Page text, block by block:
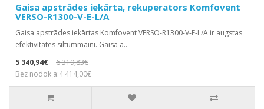
Gaisa apstrādes iekārta, rekuperators Komfovent
VERSO-R1300-V-E-L/A
Gaisa apstrādes iekārtas Komfovent VERSO-R1300-V-E-L/A ir augstas
efektivitātes siltummaini. Gaisa a..
5 340,94€
6 319,83€
Bez nodokļa:4 414,00€